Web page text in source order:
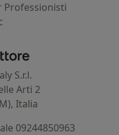
Professionisti
- Homepage
S.r.l.
Arti 2
Italia
09244850963